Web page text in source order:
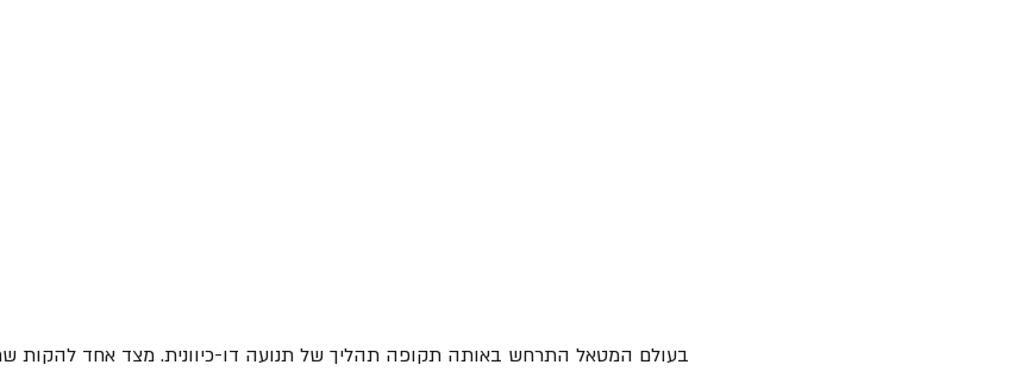
בעולם המטאל התרחש באותה תקופה תהליך של תנועה דו-כיוונית. מצד אחד להקות